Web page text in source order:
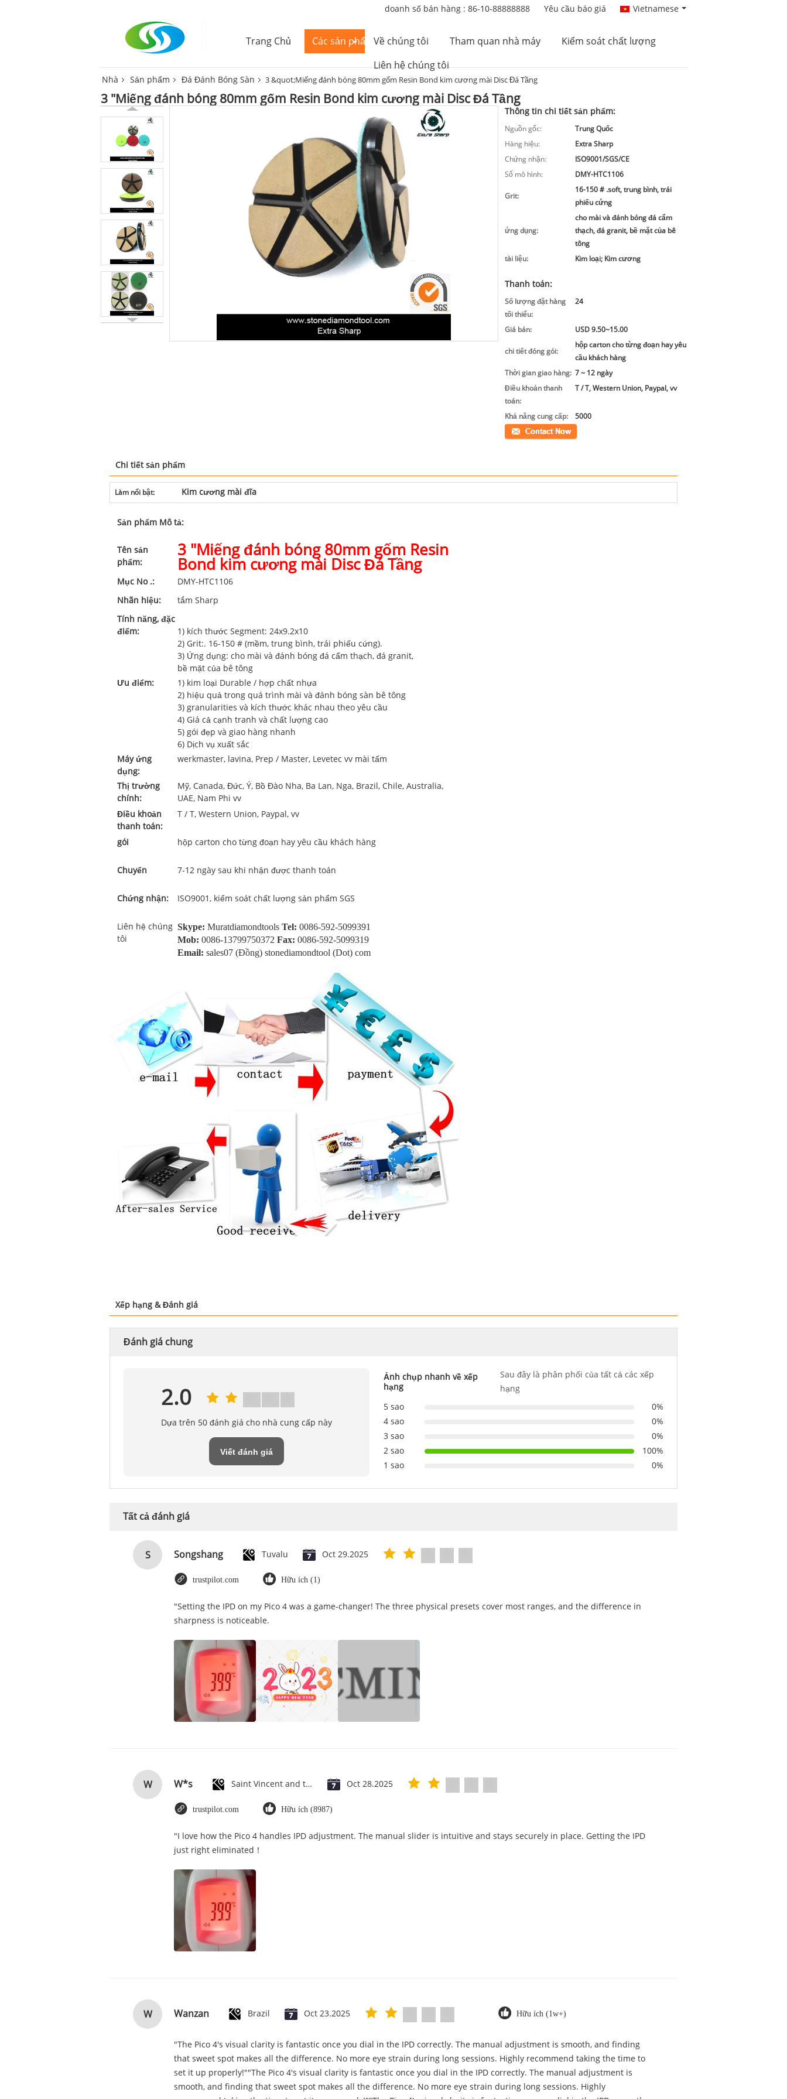
doanh số bán hàng : 86-10-88888888 Yêu cầu báo giá Vietnamese
Trang Chủ Các sản phẩmVề chúng tôi Tham quan nhà máy Kiểm soát chất lượng
Liên hệ chúng tôi
Nhà Sản phẩm Đá Đánh Bóng Sàn 3 &quot;Miếng đánh bóng 80mm gốm Resin Bond kim cương mài Disc Đá Tầng
3 "Miếng đánh bóng 80mm gốm Resin Bond kim cương mài Disc Đá Tầng
Thông tin chi tiết sản phẩm:
Nguồn gốc:
Trung Quốc
Hàng hiệu:
Extra Sharp
Chứng nhận:
ISO9001/SGS/CE
Số mô hình:
DMY-HTC1106
Grit:
16-150 # .soft, trung bình, trái
phiếu cứng
ứng dụng:
cho mài và đánh bóng đá cẩm
thạch, đá granit, bề mặt của bê
tông
tài liệu:
Kim loại; Kim cương
Thanh toán:
Số lượng đặt hàng
tối thiểu:
24
Giá bán: USD 9.50~15.00
chi tiết đóng gói:
hộp carton cho từng đoạn hay yêu
cầu khách hàng
Thời gian giao hàng: 7 ~ 12 ngày
Điều khoản thanh
toán:
T / T, Western Union, Paypal, vv
Khả năng cung cấp:
5000
Tiếp xúc
Chi tiết sản phẩm
Làm nổi bật: Kim cương mài đĩa
Sản phẩm Mô tả:
Tên sản
phẩm:
3 "Miếng đánh bóng 80mm gốm Resin
Bond kim cương mài Disc Đá Tầng
Mục No .:
DMY-HTC1106
Nhãn hiệu:
tắm Sharp
Tính năng, đặc
điểm:
1) kích thước Segment: 24x9.2x10
2) Grit:. 16-150 # (mềm, trung bình, trái phiếu cứng).
3) Ứng dụng: cho mài và đánh bóng đá cẩm thạch, đá granit,
bề mặt của bê tông
Ưu điểm:
1) kim loại Durable / hợp chất nhựa
2) hiệu quả trong quá trình mài và đánh bóng sàn bê tông
3) granularities và kích thước khác nhau theo yêu cầu
4) Giá cả cạnh tranh và chất lượng cao
5) gói đẹp và giao hàng nhanh
6) Dịch vụ xuất sắc
Máy ứng
dụng:
werkmaster, lavina, Prep / Master, Levetec vv mài tấm
Thị trường
chính:
Mỹ, Canada, Đức, Ý, Bồ Đào Nha, Ba Lan, Nga, Brazil, Chile, Australia,
UAE, Nam Phi vv
Điều khoản
thanh toán:
T / T, Western Union, Paypal, vv
gói hộp carton cho từng đoạn hay yêu cầu khách hàng
Chuyển 7-12 ngày sau khi nhận được thanh toán
Chứng nhận: ISO9001, kiểm soát chất lượng sản phẩm SGS
Liên hệ chúng
tôi
Skype: Muratdiamondtools Tel: 0086-592-5099391
Mob: 0086-13799750372 Fax: 0086-592-5099319
Email: sales07 (Đồng) stonediamondtool (Dot) com
Xếp hạng & Đánh giá
Đánh giá chung
2.0
Dựa trên 50 đánh giá cho nhà cung cấp này
Viết đánh giá
Ảnh chụp nhanh về xếp
hạng
Sau đây là phân phối của tất cả các xếp
hạng
5 sao
0%
4 sao
0%
3 sao
0%
2 sao
100%
1 sao
0%
Tất cả đánh giá
S Songshang Tuvalu Oct 29.2025
trustpilot.com Hữu ích (1)
"Setting the IPD on my Pico 4 was a game-changer! The three physical presets cover most ranges, and the difference in
sharpness is noticeable.
W W*s Saint Vincent and the Grenadines Oct 28.2025
trustpilot.com Hữu ích (8987)
"I love how the Pico 4 handles IPD adjustment. The manual slider is intuitive and stays securely in place. Getting the IPD
just right eliminated！
W Wanzan Brazil Oct 23.2025 Hữu ích (1w+)
"The Pico 4's visual clarity is fantastic once you dial in the IPD correctly. The manual adjustment is smooth, and finding
that sweet spot makes all the difference. No more eye strain during long sessions. Highly recommend taking the time to
set it up properly!""The Pico 4's visual clarity is fantastic once you dial in the IPD correctly. The manual adjustment is
smooth, and finding that sweet spot makes all the difference. No more eye strain during long sessions. Highly